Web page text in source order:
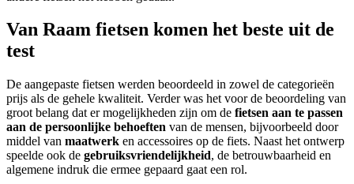
Van Raam fietsen komen het beste uit de
test
De aangepaste fietsen werden beoordeeld in zowel de categorieën
prijs als de gehele kwaliteit. Verder was het voor de beoordeling van
groot belang dat er mogelijkheden zijn om de fietsen aan te passen
aan de persoonlijke behoeften van de mensen, bijvoorbeeld door
middel van maatwerk en accessoires op de fiets. Naast het ontwerp
speelde ook de gebruiksvriendelijkheid, de betrouwbaarheid en
algemene indruk die ermee gepaard gaat een rol.